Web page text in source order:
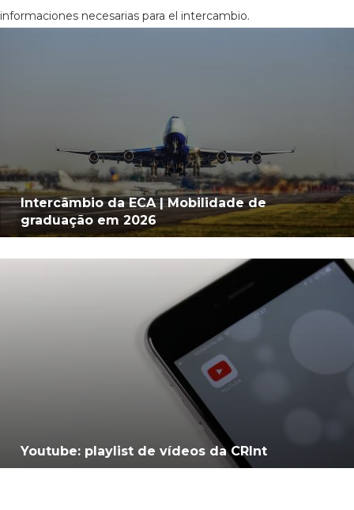
informaciones necesarias para el intercambio.
Intercâmbio da ECA | Mobilidade de
graduação em 2026
Youtube: playlist de vídeos da CRInt